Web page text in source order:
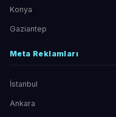
Konya
Gaziantep
Meta Reklamları
İstanbul
Ankara